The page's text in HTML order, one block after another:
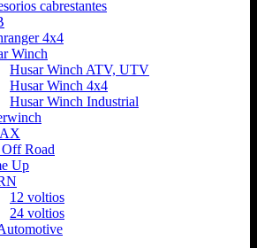
cabrestantes
4x4
Winch
Husar Winch ATV, UTV
Husar Winch 4x4
Husar Winch Industrial
Road
Up
12 voltios
24 voltios